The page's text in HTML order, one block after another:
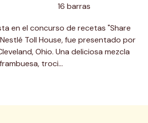
16 barras
en el concurso de recetas "Share
Toll House, fue presentado por
Ohio. Una deliciosa mezcla
troci…